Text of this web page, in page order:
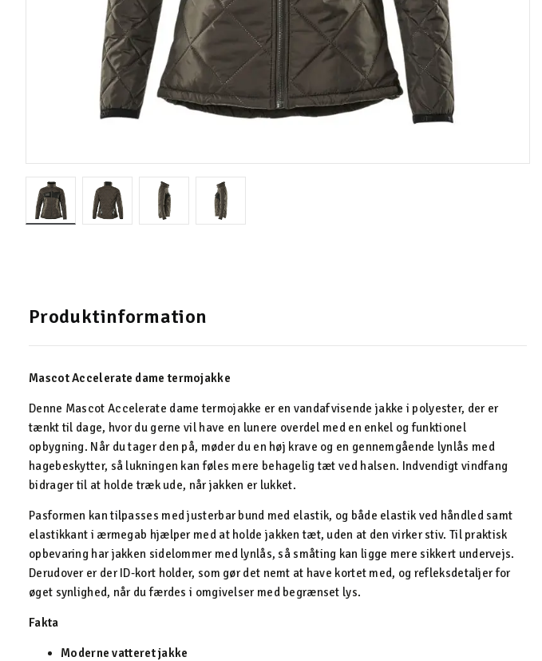
Produktinformation
Mascot Accelerate dame termojakke
Denne Mascot Accelerate dame termojakke er en vandafvisende jakke i polyester, der er
tænkt til dage, hvor du gerne vil have en lunere overdel med en enkel og funktionel
opbygning. Når du tager den på, møder du en høj krave og en gennemgående lynlås med
hagebeskytter, så lukningen kan føles mere behagelig tæt ved halsen. Indvendigt vindfang
bidrager til at holde træk ude, når jakken er lukket.
Pasformen kan tilpasses med justerbar bund med elastik, og både elastik ved håndled samt
elastikkant i ærmegab hjælper med at holde jakken tæt, uden at den virker stiv. Til praktisk
opbevaring har jakken sidelommer med lynlås, så småting kan ligge mere sikkert undervejs.
Derudover er der ID-kort holder, som gør det nemt at have kortet med, og refleksdetaljer for
øget synlighed, når du færdes i omgivelser med begrænset lys.
Fakta
Moderne vatteret jakke